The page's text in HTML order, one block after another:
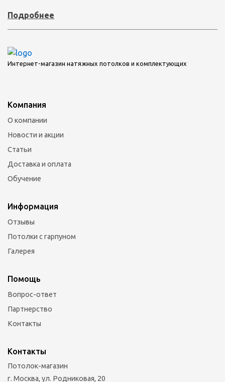
Подробнее
Интернет-магазин натяжных потолков и комплектующих
Компания
О компании
Новости и акции
Статьи
Доставка и оплата
Обучение
Информация
Отзывы
Потолки с гарпуном
Галерея
Помощь
Вопрос-ответ
Партнерство
Контакты
Контакты
Потолок-магазин
г. Москва, ул. Родниковая, 20